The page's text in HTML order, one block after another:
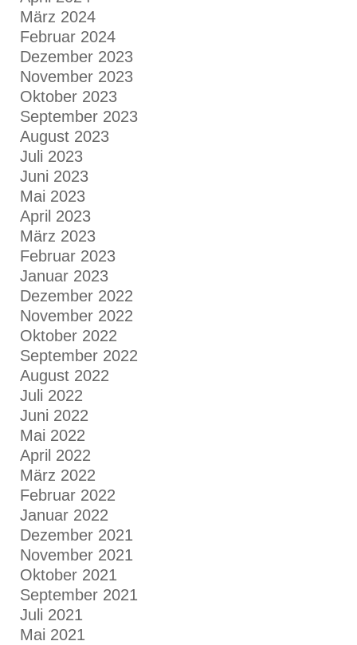
März 2024
Februar 2024
Dezember 2023
November 2023
Oktober 2023
September 2023
August 2023
Juli 2023
Juni 2023
Mai 2023
April 2023
März 2023
Februar 2023
Januar 2023
Dezember 2022
November 2022
Oktober 2022
September 2022
August 2022
Juli 2022
Juni 2022
Mai 2022
April 2022
März 2022
Februar 2022
Januar 2022
Dezember 2021
November 2021
Oktober 2021
September 2021
Juli 2021
Mai 2021